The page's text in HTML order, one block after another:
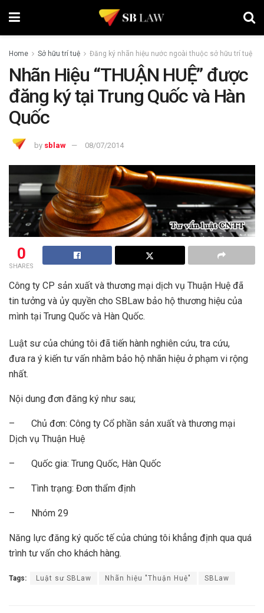
Home Sở hữu trí tuệ Đăng ký nhãn hiệu nước ngoài thuộc sở hữu trí tuệ
Nhãn Hiệu “THUẬN HUỆ” được
đăng ký tại Trung Quốc và Hàn
Quốc
by sblaw 08/07/2014
0
SHARES
Công ty CP sản xuất và thương mại dịch vụ Thuận Huệ đã
tin tưởng và ủy quyền cho SBLaw bảo hộ thương hiệu của
mình tại Trung Quốc và Hàn Quốc.
Luật sư của chúng tôi đã tiến hành nghiên cứu, tra cứu,
đưa ra ý kiến tư vấn nhằm bảo hộ nhãn hiệu ở phạm vi rộng
nhất.
Nội dung đơn đăng ký như sau;
– Chủ đơn: Công ty Cổ phần sản xuất và thương mại
Dịch vụ Thuận Huệ
– Quốc gia: Trung Quốc, Hàn Quốc
– Tình trạng: Đơn thẩm định
– Nhóm 29
Năng lực đăng ký quốc tế của chúng tôi khẳng định qua quá
trình tư vấn cho khách hàng.
Tags: Luật sư SBLaw Nhãn hiệu "Thuận Huệ" SBLaw